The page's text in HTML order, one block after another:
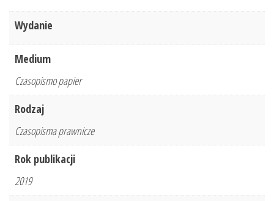
Wydanie
Medium
Czasopismo papier
Rodzaj
Czasopisma prawnicze
Rok publikacji
2019